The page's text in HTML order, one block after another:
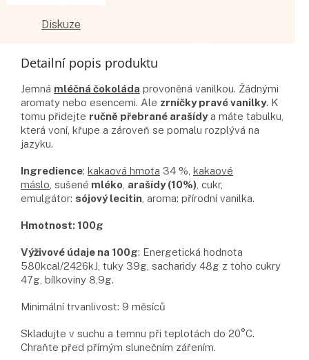
Diskuze
Detailní popis produktu
Jemná mléčná čokoláda provoněná vanilkou. Žádnými
aromaty nebo esencemi. Ale zrníčky pravé vanilky. K
tomu přidejte ručně přebrané arašídya máte tabulku,
která voní, křupe a zároveň se pomalu rozplývá na
jazyku.
Ingredience: kakaová hmota 34 %, kakaové
máslo , sušené mléko arašídy (10%) , cukr,
emulgátor: sójový lecitin , aroma: přírodní vanilka.
Hmotnost: 100g
Výživové údaje na 100g: Energetická hodnota
580kcal/2426kJ, tuky 39g, sacharidy 48g z toho cukry
47g, bílkoviny 8,9g.
Minimální trvanlivost: 9 měsíců
Skladujte v suchu a temnu při teplotách do 20°C.
Chraňte před přímým slunečním zářením.